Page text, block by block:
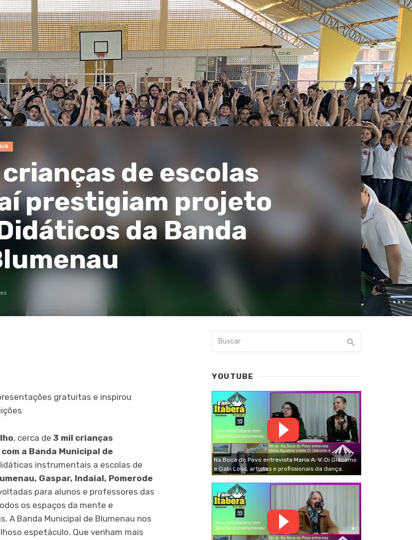
de escolas
prestigiam projeto
da Banda
gratuitas e inspirou
, cerca de 3 mil crianças
a Banda Municipal de
instrumentais a escolas de
Gaspar, Indaial, Pomerode
para alunos e professores das
os espaços da mente e
A Banda Municipal de Blumenau nos
espetáculo. Que venham mais
YOUTUBE
Na Boca do Povo entrevista Maria A. V. Di Giácomo
e Gabi Loos, artistas e profissionais da dança.